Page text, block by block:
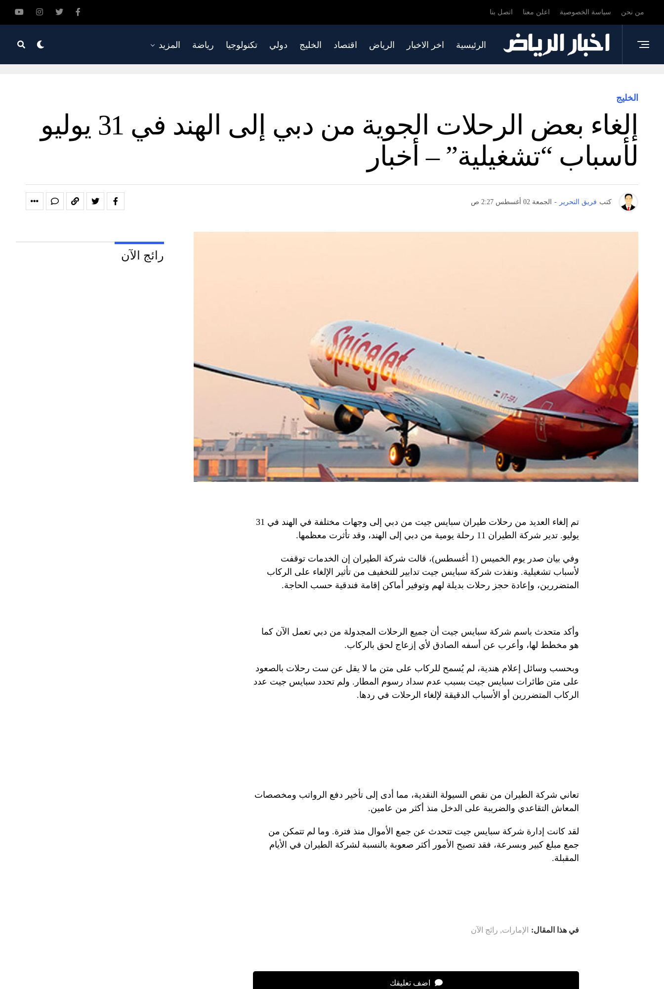
من نحن سياسة الخصوصية اعلن معنا اتصل بنا
الرئيسية اخر الاخبار الرياض اقتصاد الخليج دولي تكنولوجيا رياضة المزيد
الخليج
إلغاء بعض الرحلات الجوية من دبي إلى الهند في 31 يوليو
لأسباب “تشغيلية” – أخبار
كتب فريق التحرير - الجمعة 02 أغسطس 2:27 ص
تم إلغاء العديد من رحلات طيران سبايس جيت من دبي إلى وجهات مختلفة في الهند في 31
يوليو. تدير شركة الطيران 11 رحلة يومية من دبي إلى الهند، وقد تأثرت معظمها.
وفي بيان صدر يوم الخميس (1 أغسطس)، قالت شركة الطيران إن الخدمات توقفت
لأسباب تشغيلية. ونفذت شركة سبايس جيت تدابير للتخفيف من تأثير الإلغاء على الركاب
المتضررين، وإعادة حجز رحلات بديلة لهم وتوفير أماكن إقامة فندقية حسب الحاجة.
وأكد متحدث باسم شركة سبايس جيت أن جميع الرحلات المجدولة من دبي تعمل الآن كما
هو مخطط لها، وأعرب عن أسفه الصادق لأي إزعاج لحق بالركاب.
وبحسب وسائل إعلام هندية، لم يُسمح للركاب على متن ما لا يقل عن ست رحلات بالصعود
على متن طائرات سبايس جيت بسبب عدم سداد رسوم المطار. ولم تحدد سبايس جيت عدد
الركاب المتضررين أو الأسباب الدقيقة لإلغاء الرحلات في ردها.
تعاني شركة الطيران من نقص السيولة النقدية، مما أدى إلى تأخير دفع الرواتب ومخصصات
المعاش التقاعدي والضريبة على الدخل منذ أكثر من عامين.
لقد كانت إدارة شركة سبايس جيت تتحدث عن جمع الأموال منذ فترة. وما لم تتمكن من
جمع مبلغ كبير وبسرعة، فقد تصبح الأمور أكثر صعوبة بالنسبة لشركة الطيران في الأيام
المقبلة.
في هذا المقال: الإمارات, رائج الآن
اضف تعليقك
رائج الآن